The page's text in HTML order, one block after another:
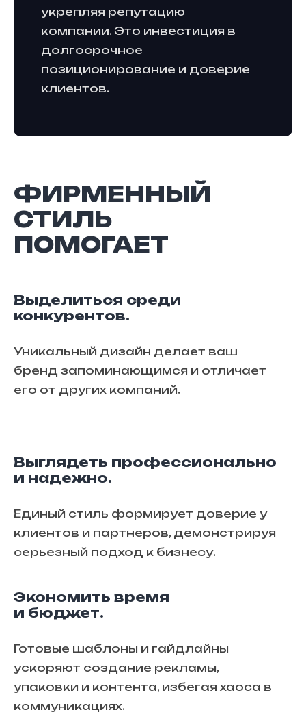
укрепляя репутацию
компании. Это инвестиция в
долгосрочное
позиционирование и доверие
клиентов.
ФИРМЕННЫЙ
СТИЛЬ
ПОМОГАЕТ
Выделиться среди
конкурентов.
Уникальный дизайн делает ваш
бренд запоминающимся и отличает
его от других компаний.
Выглядеть профессионально
и надежно.
Единый стиль формирует доверие у
клиентов и партнеров, демонстрируя
серьезный подход к бизнесу.
Экономить время
и бюджет.
Готовые шаблоны и гайдлайны
ускоряют создание рекламы,
упаковки и контента, избегая хаоса в
коммуникациях.